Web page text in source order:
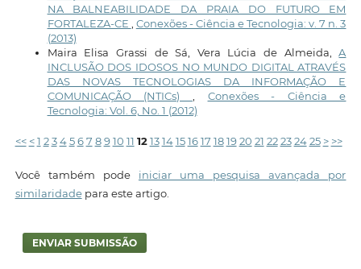
NA BALNEABILIDADE DA PRAIA DO FUTURO EM
FORTALEZA-CE
Conexões - Ciência e Tecnologia: v. 7 n. 3
(2013)
Maira Elisa Grassi de Sá, Vera Lúcia de Almeida,A
INCLUSÃO DOS IDOSOS NO MUNDO DIGITAL ATRAVÉS
DAS NOVAS TECNOLOGIAS DA INFORMAÇÃO E
COMUNICAÇÃO (NTICs)
Conexões - Ciência e
Tecnologia: Vol. 6, No. 1 (2012)
<< < 1 2 3 4 5 6 7 8 9 10 11 12 13 14 15 16 17 18 19 20 21 22 23 24 25 > >>
Você também pode iniciar uma pesquisa avançada por
similaridadepara este artigo.
ENVIAR SUBMISSÃO